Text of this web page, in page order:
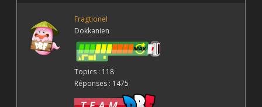
Fragtionel
Dokkanien
Topics : 118
Réponses : 1475